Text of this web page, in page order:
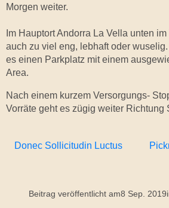
Morgen weiter.
Im Hauptort Andorra La Vella unten
auch zu viel eng, lebhaft oder
es einen Parkplatz mit einem
Area.
Nach einem kurzem Versorgungs-
Vorräte geht es zügig weiter Richtung
Donec Sollicitudin Luctus
Beitrag veröffentlicht am8 Sep. 2019